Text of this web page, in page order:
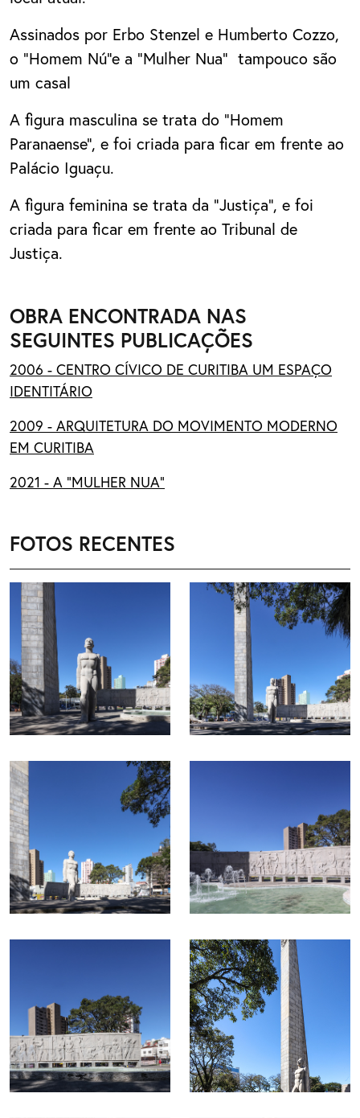
Assinados por Erbo Stenzel e Humberto Cozzo,
o "Homem Nú"e a "Mulher Nua" tampouco são
um casal
A figura masculina se trata do "Homem
Paranaense", e foi criada para ficar em frente ao
Palácio Iguaçu.
A figura feminina se trata da "Justiça", e foi
criada para ficar em frente ao Tribunal de
Justiça.
OBRA ENCONTRADA NAS
SEGUINTES PUBLICAÇÕES
2006 - CENTRO CÍVICO DE CURITIBA UM ESPAÇO
IDENTITÁRIO
2009 - ARQUITETURA DO MOVIMENTO MODERNO
EM CURITIBA
2021 - A "MULHER NUA"
FOTOS RECENTES